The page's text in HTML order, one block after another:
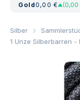
Gold0,00 € (0,00
Silber
1 Unze Silberbarren -